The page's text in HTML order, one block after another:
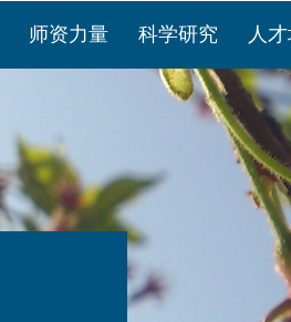
师资力量 科学研究 人